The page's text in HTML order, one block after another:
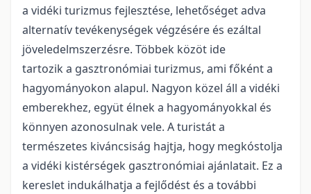
a vidéki turizmus fejlesztése, lehetőséget adva
alternatív tevékenységek végzésére és ezáltal
jöveledelmszerzésre. Többek közöt ide
tartozik a gasztronómiai turizmus, ami főként a
hagyományokon alapul. Nagyon közel áll a vidéki
emberekhez, együt élnek a hagyományokkal és
könnyen azonosulnak vele. A turistát a
természetes kiváncsiság hajtja, hogy megkóstolja
a vidéki kistérségek gasztronómiai ajánlatait. Ez a
kereslet indukálhatja a fejlődést és a további